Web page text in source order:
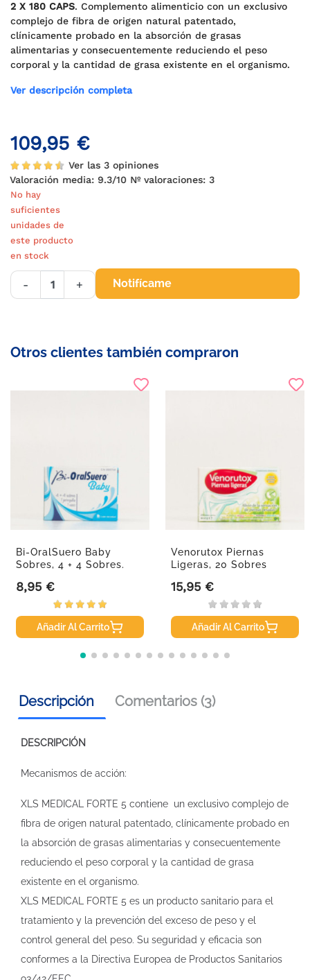
2 X 180 CAPS. Complemento alimenticio con un exclusivo
complejo de fibra de origen natural patentado,
clínicamente probado en la absorción de grasas
alimentarias y consecuentemente reduciendo el peso
corporal y la cantidad de grasa existente en el organismo.
Ver descripción completa
109,95 €
Ver las 3 opiniones
Valoración media: 9.3/10 Nº valoraciones:3
No hay
suficientes
unidades de
este producto
en stock
- + Notifícame
Otros clientes también compraron
Bi-OralSuero Baby
Sobres, 4 + 4 Sobres.
Precio
8,95 €
Añadir Al Carrito
Venorutox Piernas
Ligeras, 20 Sobres
Precio
15,95 €
Añadir Al Carrito
Descripción Comentarios (3)
DESCRIPCIÓN
Mecanismos de acción:
XL­S MEDICAL FORTE 5 contiene un exclusivo complejo de
fibra de origen natural patentado, clínicamente probado en
la absorción de grasas alimentarias y consecuentemente
reduciendo el peso corporal y la cantidad de grasa
existente en el organismo.
XL­S MEDICAL FORTE 5 es un producto sanitario para el
tratamiento y la prevención del exceso de peso y el
control general del peso. Su seguridad y eficacia son
conformes a la Directiva Europea de Productos Sanitarios